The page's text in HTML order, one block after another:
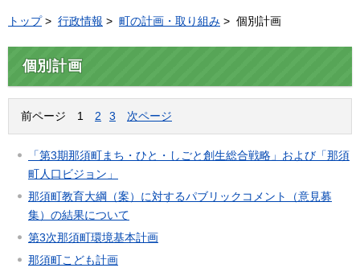
トップ> 行政情報 > 町の計画・取り組み > 個別計画
個別計画
前ページ 1 2 3 次ページ
「第3期那須町まち・ひと・しごと創生総合戦略」および「那須
町人口ビジョン」
那須町教育大綱（案）に対するパブリックコメント（意見募
集）の結果について
第3次那須町環境基本計画
那須町こども計画